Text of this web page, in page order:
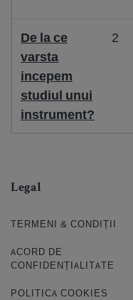
De la ce
varsta
incepem
studiul unui
instrument?
2
Legal
TERMENI & CONDIȚII
ACORD DE
CONFIDENȚIALITATE
POLITICA COOKIES